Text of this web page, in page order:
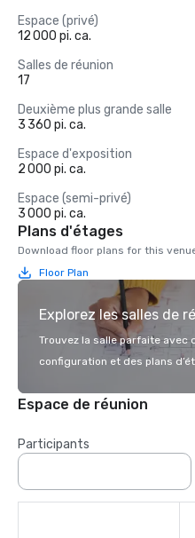
Espace (privé)
12 000 pi. ca.
Salles de réunion
17
Deuxième plus grande salle
3 360 pi. ca.
Espace d'exposition
2 000 pi. ca.
Espace (semi-privé)
3 000 pi. ca.
Plans d'étages
Download floor plans for this
Floor Plan
Explorez les salles de
Trouvez la salle parfaite avec
configuration et des plans
Espace de réunion
Participants